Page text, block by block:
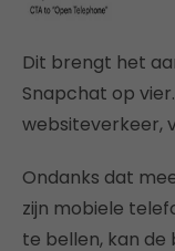
Dit brengt het
Snapchat op
websiteverkeer,
Ondanks dat
zijn mobiele
te bellen, kan de